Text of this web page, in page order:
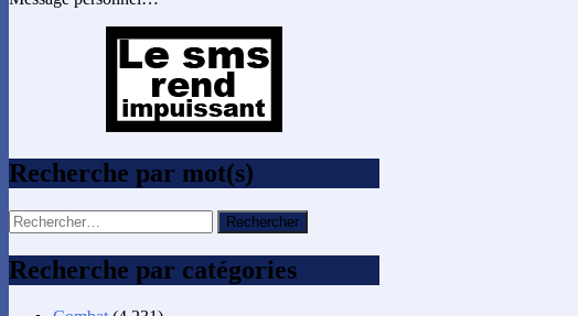
Recherche par mot(s)
Rechercher :
Recherche par catégories